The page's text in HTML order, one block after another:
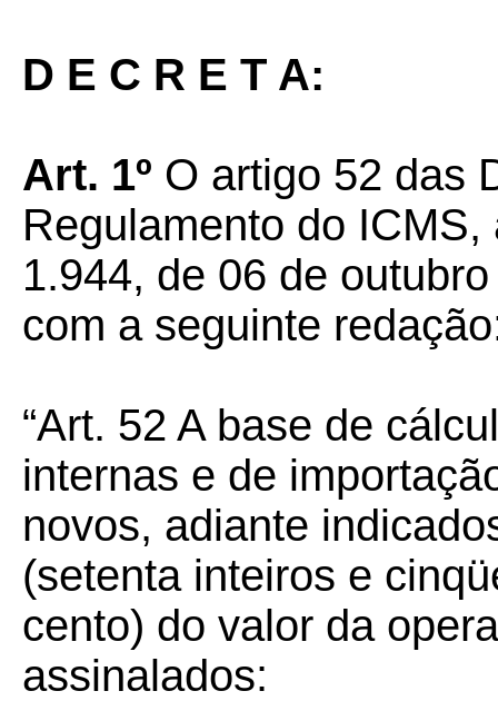
D E C R E T A:
Art. 1º O artigo 52 das
Regulamento do
1.944, de 06 de
com a seguinte
“Art. 52 A base de
internas e de
novos, adiante
(setenta inteiros e
cento) do valor da
assinalados: